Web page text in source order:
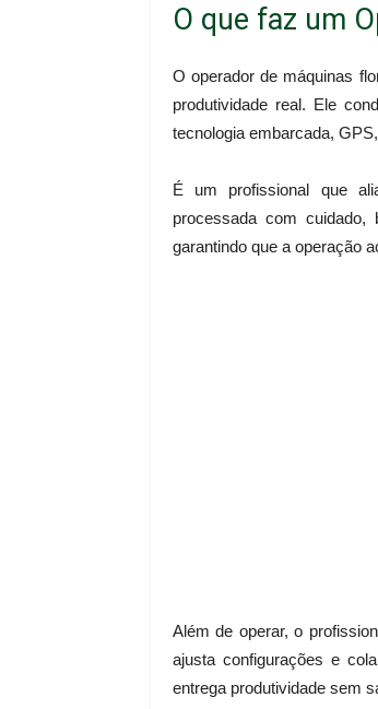
O que faz um
O operador de máquinas
produtividade real. Ele
tecnologia embarcada,
É um profissional que
processada com cuidado,
garantindo que a operação
Além de operar, o
ajusta configurações e
entrega produtividade sem